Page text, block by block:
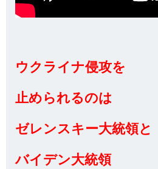
ウクライナ侵攻を
止められるのは
ゼレンスキー大統領と
バイデン大統領